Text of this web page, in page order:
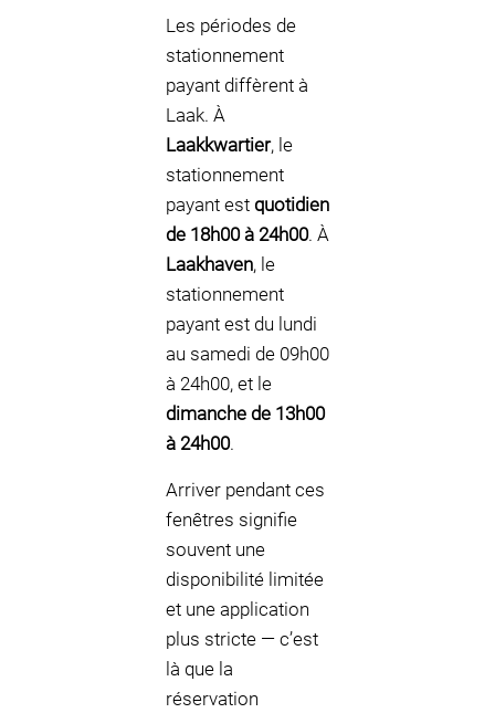
Les périodes de
stationnement
payant diffèrent à
Laak. À
Laakkwartier, le
stationnement
payant est quotidien
de 18h00 à 24h00. À
Laakhaven, le
stationnement
payant est du lundi
au samedi de 09h00
à 24h00, et le
dimanche de 13h00
à 24h00.
Arriver pendant ces
fenêtres signifie
souvent une
disponibilité limitée
et une application
plus stricte — c’est
là que la
réservation